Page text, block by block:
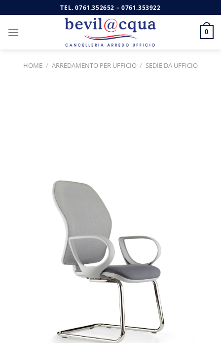
ai
contenuti
TEL.0761.352652 – 0761.353922
0
HOME / ARREDAMENTO PER UFFICIO / SEDIE DA UFFICIO